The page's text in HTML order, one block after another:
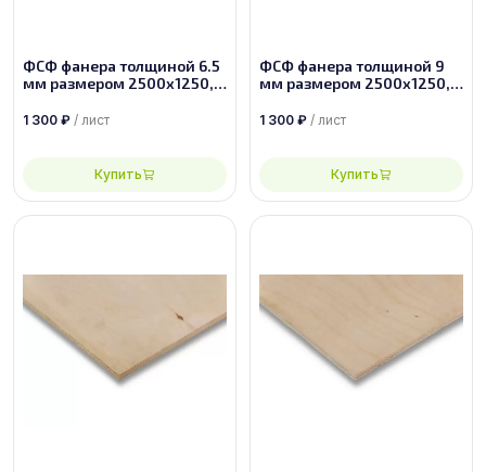
ФСФ фанера толщиной 6.5
мм размером 2500х1250,
1 300 ₽ / лист
Купить
ФСФ фанера толщиной 9
мм размером 2500х1250,
1 300 ₽ / лист
Купить